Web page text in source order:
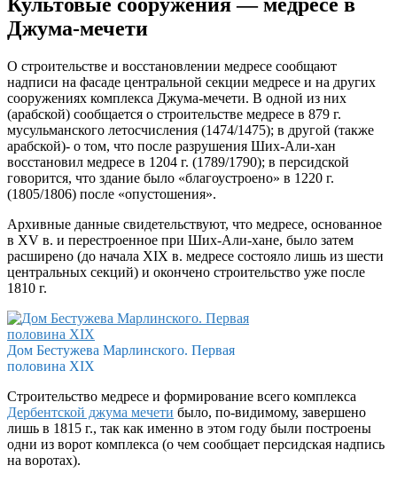
Джума-мечети
О строительстве и восстановлении медресе сообщают
надписи на фасаде центральной секции медресе и на других
сооружениях комплекса Джума-мечети. В одной из них
(арабской) сообщается о строительстве медресе в 879 г.
мусульманского летосчисления (1474/1475); в другой (также
арабской)- о том, что после разрушения Ших-Али-хан
восстановил медресе в 1204 г. (1789/1790); в персидской
говорится, что здание было «благоустроено» в 1220 г.
(1805/1806) после «опустошения».
Архивные данные свидетельствуют, что медресе, основанное
в XV в. и перестроенное при Ших-Али-хане, было затем
расширено (до начала XIX в. медресе состояло лишь из шести
центральных секций) и окончено строительство уже после
1810 г.
Дом Бестужева Марлинского. Первая
половина XIX
Строительство медресе и формирование всего комплекса
Дербентской джума мечети было, по-видимому, завершено
лишь в 1815 г., так как именно в этом году были построены
одни из ворот комплекса (о чем сообщает персидская надпись
на воротах).